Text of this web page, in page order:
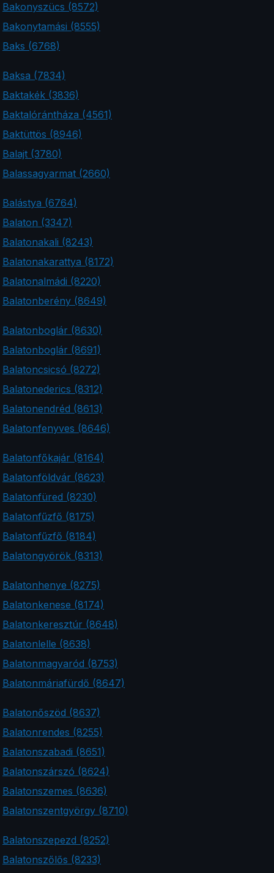
Bakonyszücs (8572)
Bakonytamási (8555)
Baks (6768)
Baksa (7834)
Baktakék (3836)
Baktalórántháza (4561)
Baktüttös (8946)
Balajt (3780)
Balassagyarmat (2660)
Balástya (6764)
Balaton (3347)
Balatonakali (8243)
Balatonakarattya (8172)
Balatonalmádi (8220)
Balatonberény (8649)
Balatonboglár (8630)
Balatonboglár (8691)
Balatoncsicsó (8272)
Balatonederics (8312)
Balatonendréd (8613)
Balatonfenyves (8646)
Balatonfőkajár (8164)
Balatonföldvár (8623)
Balatonfüred (8230)
Balatonfűzfő (8175)
Balatonfűzfő (8184)
Balatongyörök (8313)
Balatonhenye (8275)
Balatonkenese (8174)
Balatonkeresztúr (8648)
Balatonlelle (8638)
Balatonmagyaród (8753)
Balatonmáriafürdő (8647)
Balatonőszöd (8637)
Balatonrendes (8255)
Balatonszabadi (8651)
Balatonszárszó (8624)
Balatonszemes (8636)
Balatonszentgyörgy (8710)
Balatonszepezd (8252)
Balatonszőlős (8233)